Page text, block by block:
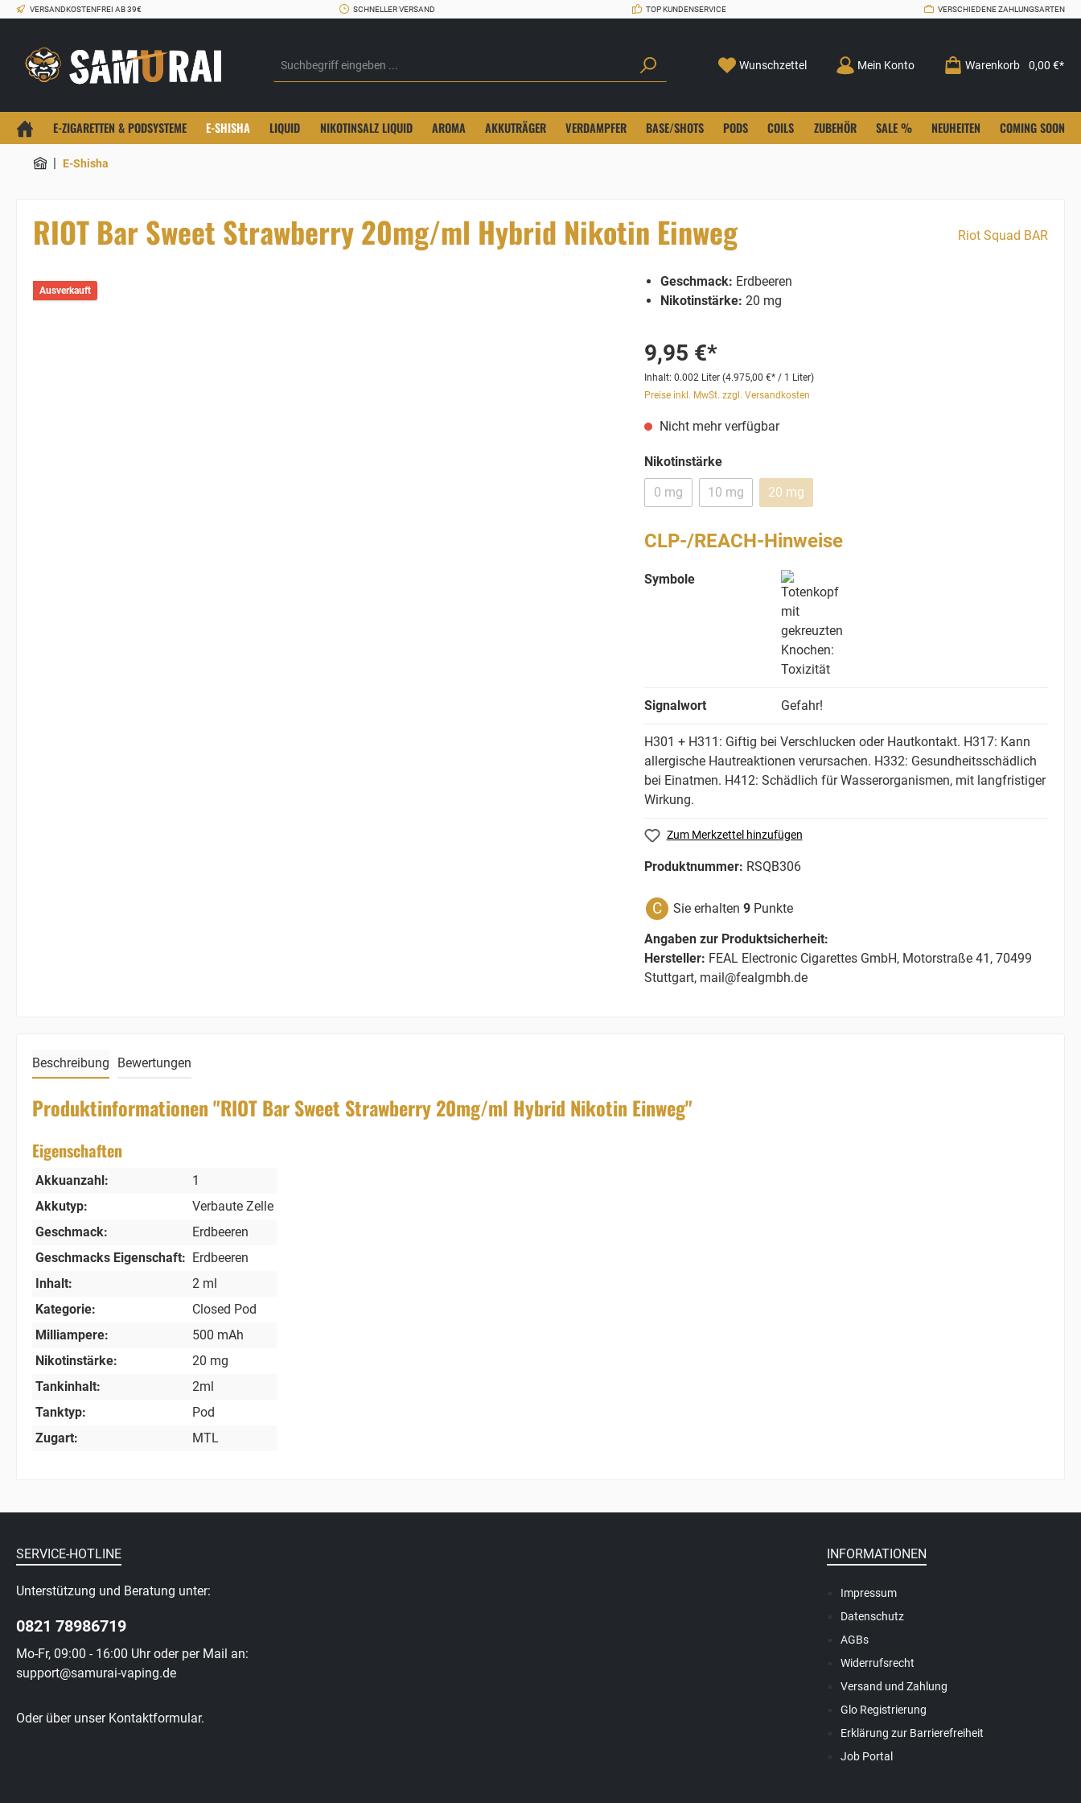
VERSANDKOSTENFREI AB 39€ SCHNELLER VERSAND TOP KUNDENSERVICE VERSCHIEDENE ZAHLUNGSARTEN
Wunschzettel Mein Konto Warenkorb 0,00 €*
E-ZIGARETTEN & PODSYSTEME E-SHISHA LIQUID NIKOTINSALZ LIQUID AROMA AKKUTRÄGER VERDAMPFER BASE/SHOTS PODS COILS ZUBEHÖR SALE % NEUHEITEN COMING SOON
| E-Shisha
RIOT Bar Sweet Strawberry 20mg/ml Hybrid Nikotin Einweg Riot Squad BAR
Ausverkauft
Geschmack: Erdbeeren
Nikotinstärke: 20 mg
9,95 €*
Inhalt: 0.002 Liter (4.975,00 €* / 1 Liter)
Preise inkl. MwSt. zzgl. Versandkosten
Nicht mehr verfügbar
Nikotinstärke
0 mg
10 mg 20 mg
CLP-/REACH-Hinweise
Symbole
Signalwort Gefahr!
H301 + H311: Giftig bei Verschlucken oder Hautkontakt. H317: Kann
allergische Hautreaktionen verursachen. H332: Gesundheitsschädlich
bei Einatmen. H412: Schädlich für Wasserorganismen, mit langfristiger
Wirkung.
Zum Merkzettel hinzufügen
Produktnummer: RSQB306
C Sie erhalten 9 Punkte
Angaben zur Produktsicherheit:
Hersteller: FEAL Electronic Cigarettes GmbH, Motorstraße 41, 70499
Stuttgart, mail@fealgmbh.de
Beschreibung Bewertungen
Produktinformationen "RIOT Bar Sweet Strawberry 20mg/ml Hybrid Nikotin Einweg"
Eigenschaften
Akkuanzahl:
1
Akkutyp:
Verbaute Zelle
Geschmack:
Erdbeeren
Geschmacks Eigenschaft: Erdbeeren
Inhalt:
2 ml
Kategorie:
Closed Pod
Milliampere:
500 mAh
Nikotinstärke:
20 mg
Tankinhalt:
2ml
Tanktyp:
Pod
Zugart:
MTL
SERVICE-HOTLINE
Unterstützung und Beratung unter:
0821 78986719
Mo-Fr, 09:00 - 16:00 Uhr oder per Mail an:
support@samurai-vaping.de
Oder über unser Kontaktformular.
INFORMATIONEN
Impressum
Datenschutz
AGBs
Widerrufsrecht
Versand und Zahlung
Glo Registrierung
Erklärung zur Barrierefreiheit
Job Portal